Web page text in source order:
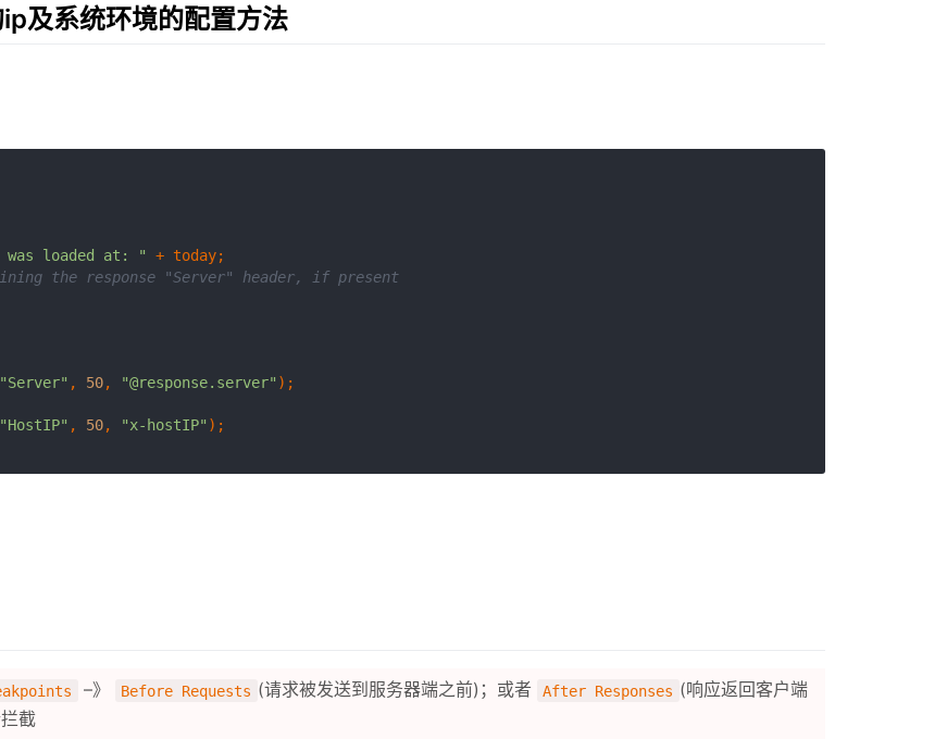
及系统环境的配置方法
was loaded at: "
the response "Server" header, if present
"Server" , 50, "@response.server"
"HostIP" , 50, "x-hostIP" );
–》 Before Requests (请求被发送到服务器端之前)；或者 After Responses (响应返回客户端
截